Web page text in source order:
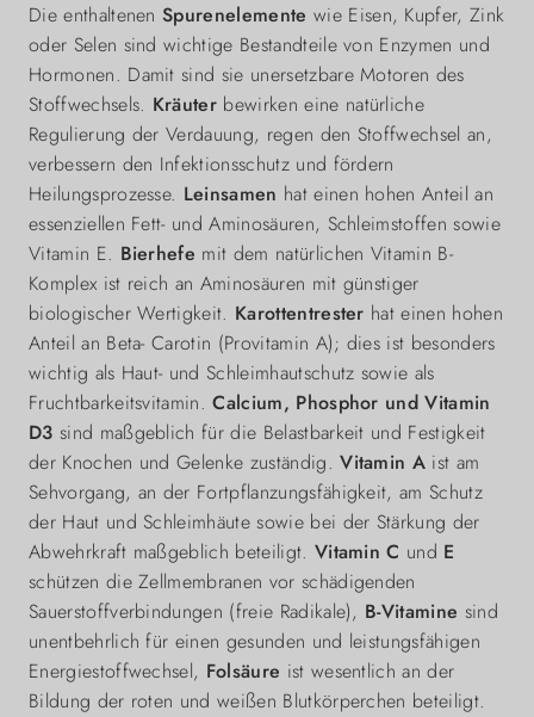
Die enthaltenen Spurenelemente wie Eisen, Kupfer, Zink
oder Selen sind wichtige Bestandteile von Enzymen und
Hormonen. Damit sind sie unersetzbare Motoren des
Stoffwechsels. Kräuter bewirken eine natürliche
Regulierung der Verdauung, regen den Stoffwechsel an,
verbessern den Infektionsschutz und fördern
Heilungsprozesse. Leinsamen hat einen hohen Anteil an
essenziellen Fett- und Aminosäuren, Schleimstoffen sowie
Vitamin E. Bierhefe mit dem natürlichen Vitamin B-
Komplex ist reich an Aminosäuren mit günstiger
biologischer Wertigkeit. Karottentrester hat einen hohen
Anteil an Beta- Carotin (Provitamin A); dies ist besonders
wichtig als Haut- und Schleimhautschutz sowie als
Fruchtbarkeitsvitamin.Calcium, Phosphor und Vitamin
D3 sind maßgeblich für die Belastbarkeit und Festigkeit
der Knochen und Gelenke zuständig.Vitamin A ist am
Sehvorgang, an der Fortpflanzungsfähigkeit, am Schutz
der Haut und Schleimhäute sowie bei der Stärkung der
Abwehrkraft maßgeblich beteiligt. Vitamin C und E
schützen die Zellmembranen vor schädigenden
Sauerstoffverbindungen (freie Radikale), B-Vitamine sind
unentbehrlich für einen gesunden und leistungsfähigen
Energiestoffwechsel, Folsäure ist wesentlich an der
Bildung der roten und weißen Blutkörperchen beteiligt.